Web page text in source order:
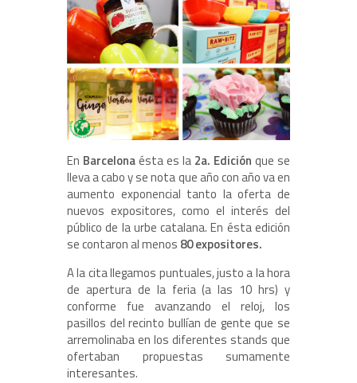
En Barcelonaésta es la 2a. Edición que se
lleva a cabo y se nota que año con año va en
aumento exponencial tanto la oferta de
nuevos expositores, como el interés del
público de la urbe catalana. En ésta edición
se contaron al menos 80 expositores.
A la cita llegamos puntuales, justo a la hora
de apertura de la feria (a las 10 hrs) y
conforme fue avanzando el reloj, los
pasillos del recinto bullían de gente que se
arremolinaba en los diferentes stands que
ofertaban propuestas sumamente
interesantes.